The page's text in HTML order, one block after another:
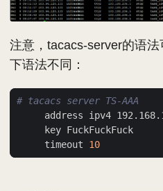
注意，tacacs-server的语
下语法不同：
# tacacs server TS-AAA
     timeout
10